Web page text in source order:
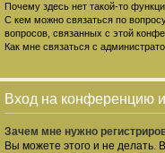
Почему здесь нет такой-то
С кем можно связаться по
вопросов, связанных с этой
Как мне связаться с
Вход на конференцию
Зачем мне нужно
Вы можете этого и не делать.